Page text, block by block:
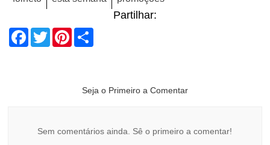
Partilhar:
Facebook
TwitterPinterest
Seja o Primeiro a Comentar
Sem comentários ainda. Sê o primeiro a comentar!